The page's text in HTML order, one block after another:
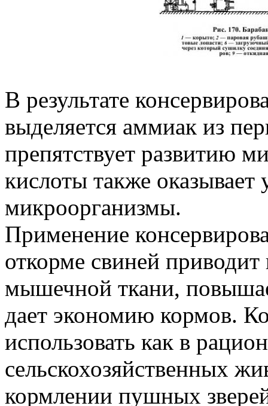
В результате
выделяется аммиак из
препятствует развитию
кислоты также
микроорганизмы.
Применение
откорме свиней
мышечной ткани,
дает экономию кормов.
использовать как в
сельскохозяйственных
кормлении пушных